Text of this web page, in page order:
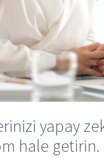
yapay
hale getirin.